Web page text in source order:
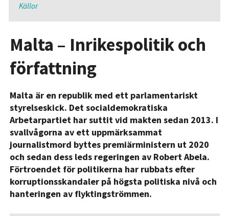
Källor
Malta – Inrikespolitik och
författning
Malta är en republik med ett parlamentariskt
styrelseskick. Det socialdemokratiska
Arbetarpartiet har suttit vid makten sedan 2013. I
svallvågorna av ett uppmärksammat
journalistmord byttes premiärministern ut 2020
och sedan dess leds regeringen av Robert Abela.
Förtroendet för politikerna har rubbats efter
korruptionsskandaler på högsta politiska nivå och
hanteringen av flyktingströmmen.